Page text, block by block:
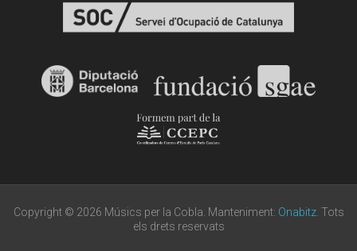
Copyright © 2026 Músics per la Cobla. Manteniment: Onabitz. Tots
els drets reservats